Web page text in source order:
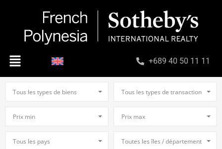
+689 40 50 11 11
Tous les types de biens Tous les types de transaction
Prix min Prix max
Tous les pays Toutes les îles / départements